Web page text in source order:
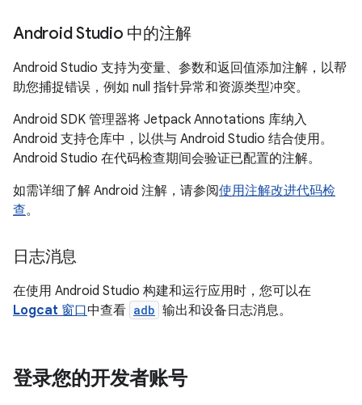
Android Studio 中的注解
Android Studio 支持为变量、参数和返回值添加注解，以帮
助您捕捉错误，例如 null 指针异常和资源类型冲突。
Android SDK 管理器将 Jetpack Annotations 库纳入
Android 支持仓库中，以供与 Android Studio 结合使用。
Android Studio 在代码检查期间会验证已配置的注解。
如需详细了解 Android 注解，请参阅使用注解改进代码检
查。
日志消息
在使用 Android Studio 构建和运行应用时，您可以在
Logcat 窗口中查看 adb 输出和设备日志消息。
登录您的开发者账号